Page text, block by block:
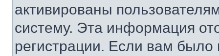
активированы
систему. Эта информация
регистрации. Если вам